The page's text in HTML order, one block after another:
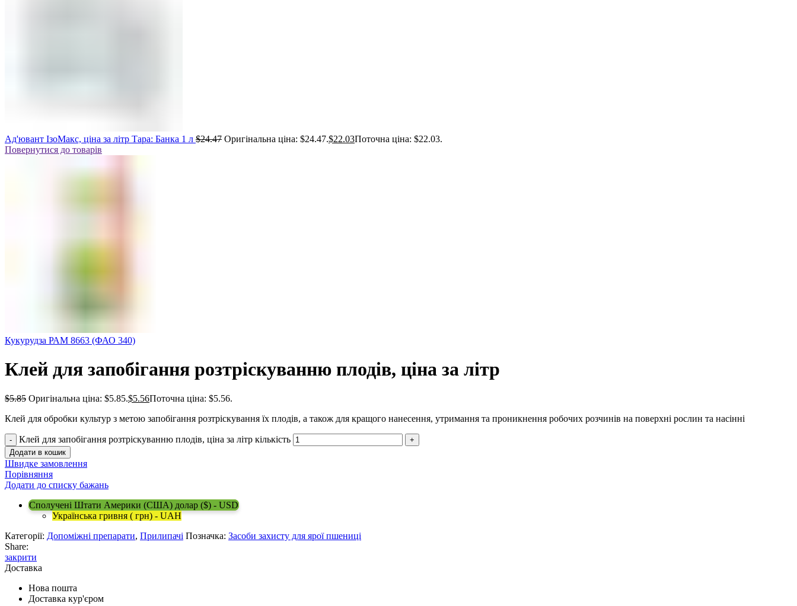
Ад'ювант ІзоМакс, ціна за літр Тара: Банка 1 л $24.47 Оригінальна ціна: $24.47.$22.03Поточна ціна: $22.03.
Повернутися до товарів
Кукурудза РАМ 8663 (ФАО 340)
Клей для запобігання розтріскуванню плодів, ціна за літр
$5.85 Оригінальна ціна: $5.85.$5.56Поточна ціна: $5.56.
Клей для обробки культур з метою запобігання розтріскування їх плодів, а також для кращого нанесення, утримання та проникнення робочих розчинів на поверхні рослин та насінні
Клей для запобігання розтріскуванню плодів, ціна за літр кількість
Додати в кошик
Швидке замовлення
Порівняння
Додати до списку бажань
Сполучені Штати Америки (США) долар ($) - USD
Українська гривня ( грн) - UAH
Категорії: Допоміжні препарати, Прилипачі Позначка: Засоби захисту для ярої пшениці
Share:
закрити
Доставка
Нова пошта
Доставка кур'єром